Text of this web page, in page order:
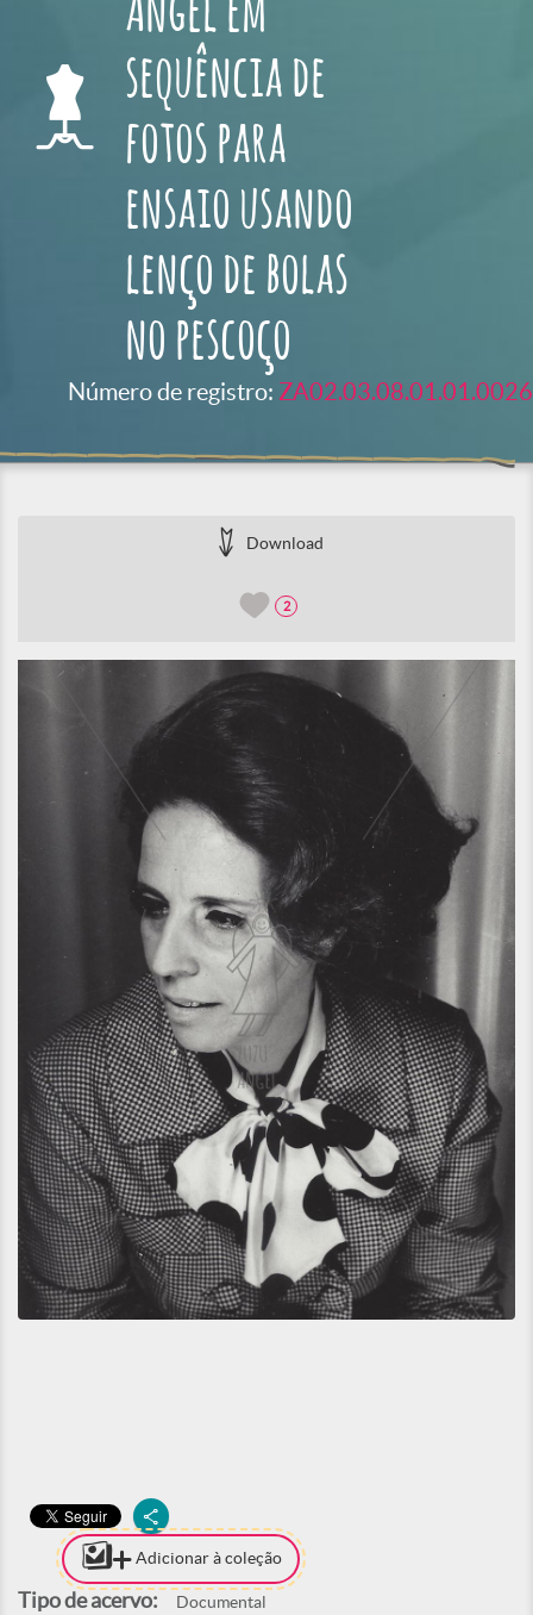
Angel em
sequência de
fotos para
ensaio usando
lenço de bolas
no pescoço
Número de registro: ZA02.03.08.01.01.0026
Download
2
Adicionar à coleção
Tipo de acervo: Documental